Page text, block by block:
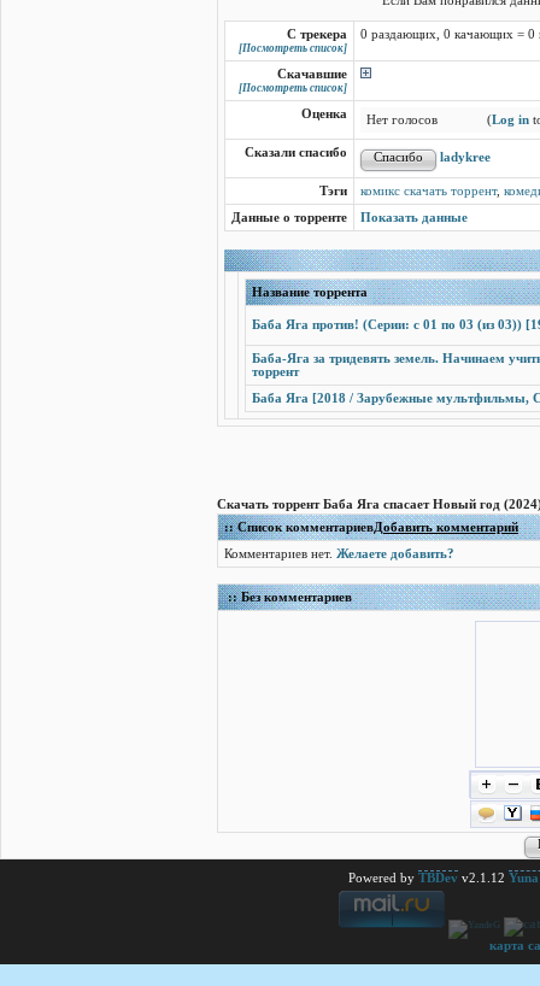
С трекера
[Посмотреть список]
0 раздающих, 0 качающих = 0
Скачавшие
[Посмотреть список]
Оценка Нет голосов (Log in
Сказали спасибо ladykree
Тэги комикс скачать торрент,
Данные о торренте
Показать данные
Название торрента
Баба Яга против! (Серии: с 01 по 03 (из 03))
Баба-Яга за тридевять земель. Начинаем
торрент
Баба Яга [2018 / Зарубежные мультфильмы,
Скачать торрент Баба Яга спасает Новый год
:: Список комментариевДобавить комментарий
Комментариев нет. Желаете добавить?
:: Без комментариев
Powered by TBDevv2.1.12
карта